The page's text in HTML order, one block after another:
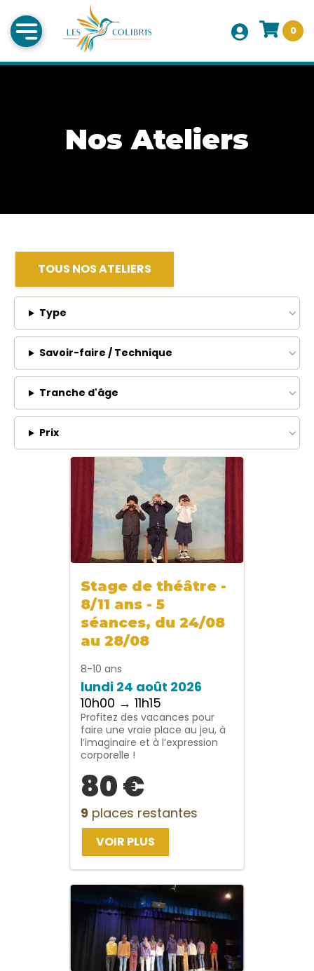
0
Nos Ateliers
TOUS NOS ATELIERS
Type
Savoir-faire / Technique
Tranche d'âge
Prix
Stage de théâtre -
8/11 ans - 5
séances, du 24/08
au 28/08
8-10 ans
lundi 24 août 2026
10h00 → 11h15
Profitez des vacances pour
faire une vraie place au jeu, à
l’imaginaire et à l’expression
corporelle !
80 €
9 places restantes
VOIR PLUS